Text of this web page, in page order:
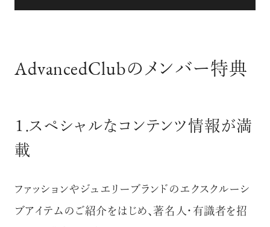
AdvancedClubのメンバー特典
１.スペシャルなコンテンツ情報が満
載
ファッションやジュエリーブランドのエクスクルーシ
ブアイテムのご紹介をはじめ、著名人・有識者を招